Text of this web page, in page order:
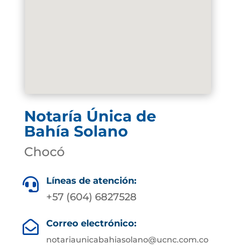
Notaría Única de
Bahía Solano
Chocó
 Líneas de atención:
+57 (604) 6827528
 Correo electrónico:
notariaunicabahiasolano@ucnc.com.co